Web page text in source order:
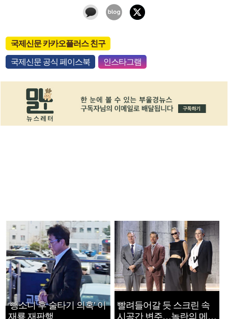
국제신문 카카오플러스 친구
국제신문 공식 페이스북 인스타그램
‘뺑소니 후 술타기 의혹’ 이
재룡 재판행
빨려들어갈 듯 스크린 속
시공간 변주…놀란의 메시